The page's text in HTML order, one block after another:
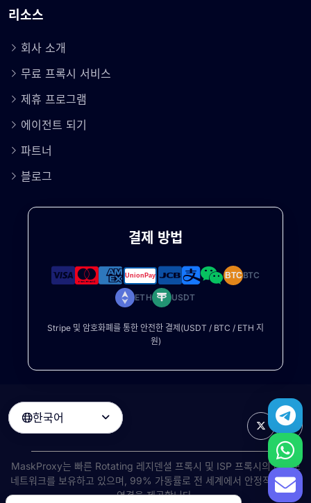
리소스
회사 소개
무료 프록시 서비스
제휴 프로그램
에이전트 되기
파트너
블로그
결제 방법
BTCBTC
ETH USDT
Stripe 및 암호화폐를 통한 안전한 결제(USDT / BTC / ETH 지
원)
한국어 
MaskProxy는 빠른 Rotating 레지덴셜 프록시 및 ISP 프록시의 대규모
네트워크를 보유하고 있으며, 99% 가동률로 전 세계에서 안정적인 고속
연결을 제공합니다.